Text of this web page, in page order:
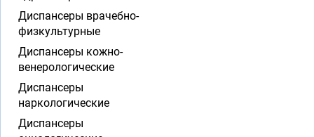
Диспансеры врачебно-
физкультурные
Диспансеры кожно-
венерологические
Диспансеры
наркологические
Диспансеры